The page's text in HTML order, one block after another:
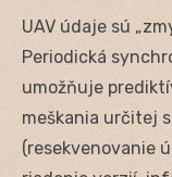
UAV údaje sú
Periodická
umožňuje
meškania určitej
(resekvenovanie